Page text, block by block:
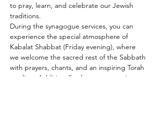
to pray, learn, and celebrate our Jewish
traditions.
During the synagogue services, you can
experience the special atmosphere of
Kabalat Shabbat (Friday evening), where
we welcome the sacred rest of the Sabbath
with prayers, chants, and an inspiring Torah
reading. Additionally, there are morning